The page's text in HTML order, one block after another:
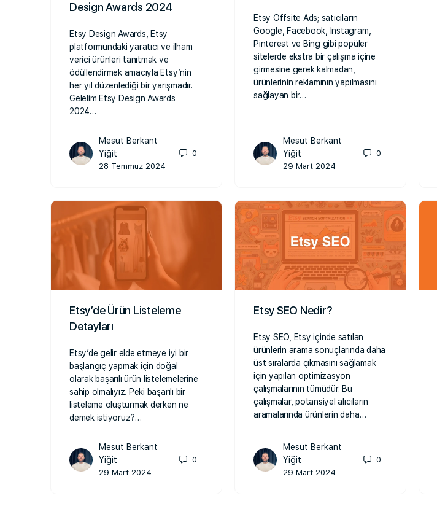
Design Awards 2024
Etsy Design Awards, Etsy
platformundaki yaratıcı ve ilham
verici ürünleri tanıtmak ve
ödüllendirmek amacıyla Etsy’nin
her yıl düzenlediği bir yarışmadır.
Gelelim Etsy Design Awards
2024…
Mesut Berkant
Yiğit
28 Temmuz 2024
0
Etsy Offsite Ads; satıcıların
Google, Facebook, Instagram,
Pinterest ve Bing gibi popüler
sitelerde ekstra bir çalışma içine
girmesine gerek kalmadan,
ürünlerinin reklamının yapılmasını
sağlayan bir…
Mesut Berkant
Yiğit
29 Mart 2024
0
Etsy’de Ürün Listeleme
Detayları
Etsy’de gelir elde etmeye iyi bir
başlangıç yapmak için doğal
olarak başarılı ürün listelemelerine
sahip olmalıyız. Peki başarılı bir
listeleme oluşturmak derken ne
demek istiyoruz?…
Mesut Berkant
Yiğit
29 Mart 2024
0
Etsy SEO Nedir?
Etsy SEO, Etsy içinde satılan
ürünlerin arama sonuçlarında daha
üst sıralarda çıkmasını sağlamak
için yapılan optimizasyon
çalışmalarının tümüdür. Bu
çalışmalar, potansiyel alıcıların
aramalarında ürünlerin daha…
Mesut Berkant
Yiğit
29 Mart 2024
0